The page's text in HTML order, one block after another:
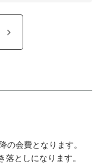
会費となります。
としになります。